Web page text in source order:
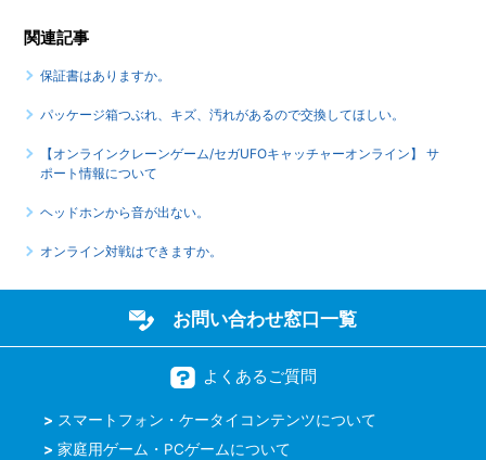
関連記事
保証書はありますか。
パッケージ箱つぶれ、キズ、汚れがあるので交換してほしい。
【オンラインクレーンゲーム/セガUFOキャッチャーオンライン】 サ
ポート情報について
ヘッドホンから音が出ない。
オンライン対戦はできますか。
お問い合わせ窓口一覧
よくあるご質問
スマートフォン・ケータイコンテンツについて
家庭用ゲーム・PCゲームについて